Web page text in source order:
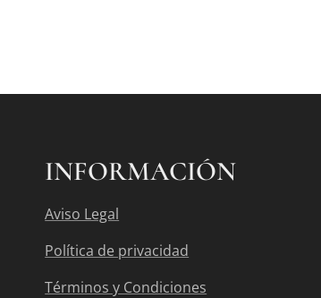
INFORMACIÓN
Aviso Legal
Política de privacidad
Términos y Condiciones